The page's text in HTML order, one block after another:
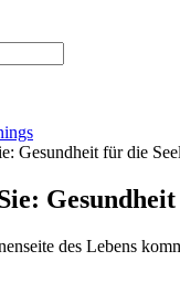
Gesundheit für die
des Lebens